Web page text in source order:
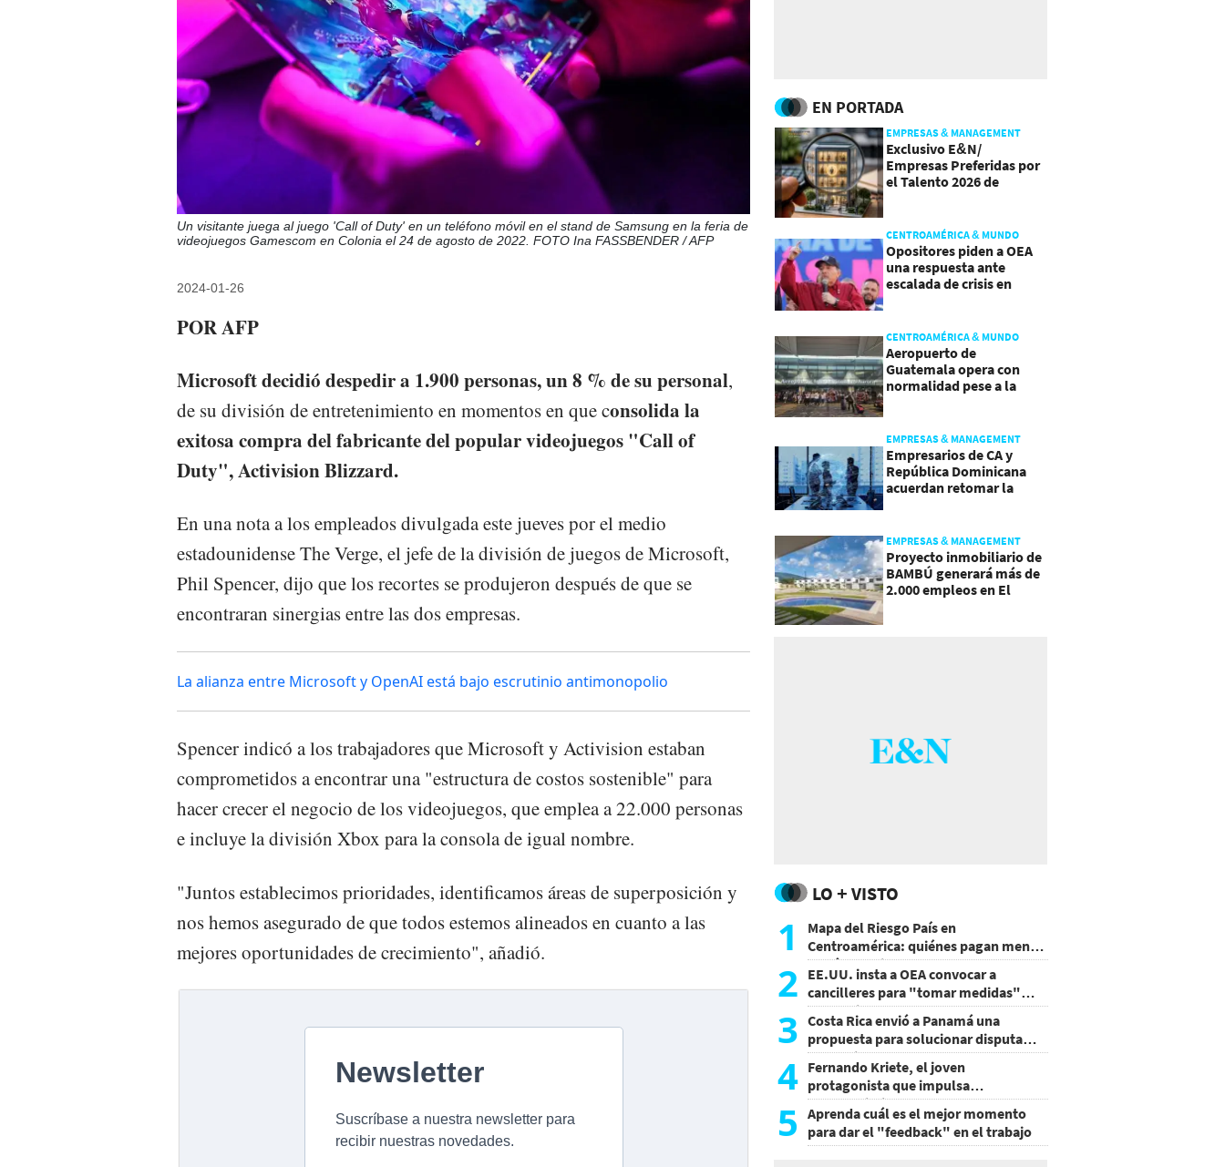
Un visitante juega al juego 'Call of Duty' en un teléfono móvil en el stand de Samsung en la feria de
videojuegos Gamescom en Colonia el 24 de agosto de 2022. FOTO Ina FASSBENDER / AFP
2024-01-26
POR AFP
Microsoft decidió despedir a 1.900 personas, un 8 % de su personal,
de su división de entretenimiento en momentos en que consolida la
exitosa compra del fabricante del popular videojuegos "Call of
Duty", Activision Blizzard.
En una nota a los empleados divulgada este jueves por el medio
estadounidense The Verge, el jefe de la división de juegos de Microsoft,
Phil Spencer, dijo que los recortes se produjeron después de que se
encontraran sinergias entre las dos empresas.
La alianza entre Microsoft y OpenAI está bajo escrutinio antimonopolio
Spencer indicó a los trabajadores que Microsoft y Activision estaban
comprometidos a encontrar una "estructura de costos sostenible" para
hacer crecer el negocio de los videojuegos, que emplea a 22.000 personas
e incluye la división Xbox para la consola de igual nombre.
"Juntos establecimos prioridades, identificamos áreas de superposición y
nos hemos asegurado de que todos estemos alineados en cuanto a las
mejores oportunidades de crecimiento", añadió.
EN PORTADA
EMPRESAS & MANAGEMENT
Exclusivo E&N/
Empresas Preferidas por
el Talento 2026 de
CENTROAMÉRICA & MUNDO
Opositores piden a OEA
una respuesta ante
escalada de crisis en
CENTROAMÉRICA & MUNDO
Aeropuerto de
Guatemala opera con
normalidad pese a la
EMPRESAS & MANAGEMENT
Empresarios de CA y
República Dominicana
acuerdan retomar la
EMPRESAS & MANAGEMENT
Proyecto inmobiliario de
BAMBÚ generará más de
2.000 empleos en El
LO + VISTO
1
Mapa del Riesgo País en
Centroamérica: quiénes pagan menos
y cuáles mejoraron
2 EE.UU. insta a OEA convocar a
cancilleres para "tomar medidas"
sobre Nicaragua
3 Costa Rica envió a Panamá una
propuesta para solucionar disputa
comercial
4 Fernando Kriete, el joven
protagonista que impulsa
emprendimientos y talentos
tecnológicos
5
Aprenda cuál es el mejor momento
para dar el "feedback" en el trabajo